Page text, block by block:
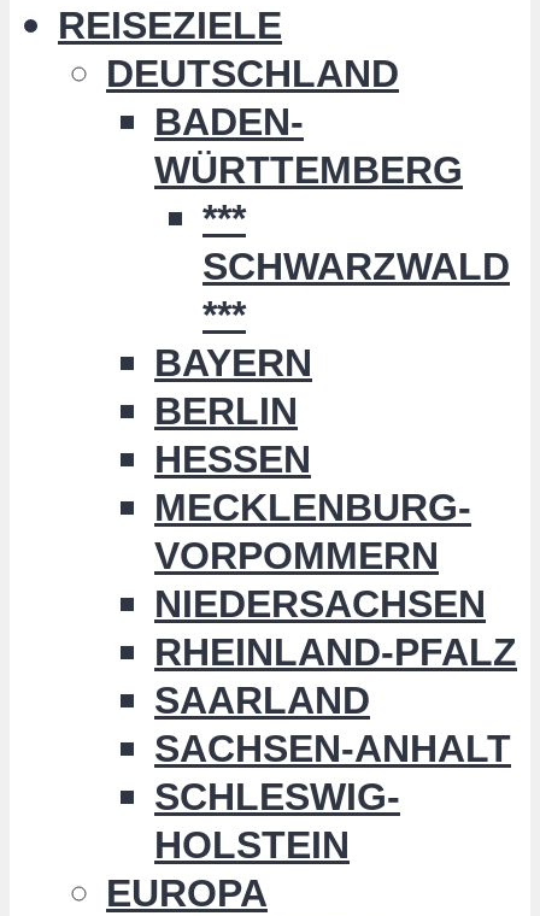
REISEZIELE
DEUTSCHLAND
BADEN-
WÜRTTEMBERG
***
SCHWARZWALD
***
BAYERN
BERLIN
HESSEN
MECKLENBURG-
VORPOMMERN
NIEDERSACHSEN
RHEINLAND-PFALZ
SAARLAND
SACHSEN-ANHALT
SCHLESWIG-
HOLSTEIN
EUROPA